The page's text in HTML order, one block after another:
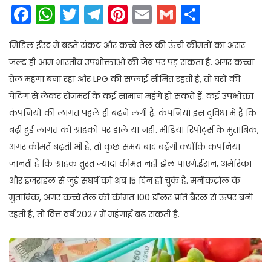
Facebook
WhatsApp
Twitter
Telegram
Pinterest
EmailGmail
मिडिल ईस्ट में बढ़ते संकट और कच्चे तेल की ऊंची कीमतों का असर
जल्द ही आम भारतीय उपभोक्ताओं की जेब पर पड़ सकता है. अगर कच्चा
तेल महंगा बना रहा और LPG की सप्लाई सीमित रहती है, तो घरों की
पेंटिंग से लेकर रोजमर्रा के कई सामान महंगे हो सकते हैं. कई उपभोक्ता
कंपनियों की लागत पहले ही बढ़ने लगी है. कंपनियां इस दुविधा में हैं कि
बढ़ी हुई लागत को ग्राहकों पर डालें या नहीं. मीडिया रिपोर्ट्स के मुताबिक,
अगर कीमतें बढ़ती भी हैं, तो कुछ समय बाद बढ़ेंगी क्योंकि कंपनियां
जानती हैं कि ग्राहक तुरंत ज्यादा कीमत नहीं झेल पाएंगे.ईरान, अमेरिका
और इजराइल से जुड़े संघर्ष को अब 15 दिन हो चुके हैं. मनीकंट्रोल के
मुताबिक, अगर कच्चे तेल की कीमत 100 डॉलर प्रति बैरल से ऊपर बनी
रहती है, तो वित्त वर्ष 2027 में महंगाई बढ़ सकती है.